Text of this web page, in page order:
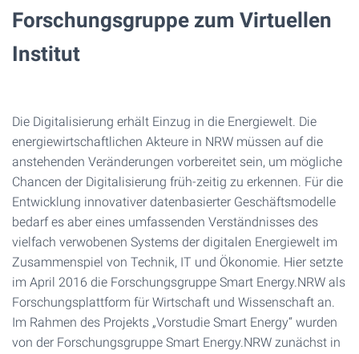
Forschungsgruppe zum Virtuellen
Institut
Die Digitalisierung erhält Einzug in die Energiewelt. Die
energiewirtschaftlichen Akteure in NRW müssen auf die
anstehenden Veränderungen vorbereitet sein, um mögliche
Chancen der Digitalisierung früh-zeitig zu erkennen. Für die
Entwicklung innovativer datenbasierter Geschäftsmodelle
bedarf es aber eines umfassenden Verständnisses des
vielfach verwobenen Systems der digitalen Energiewelt im
Zusammenspiel von Technik, IT und Ökonomie. Hier setzte
im April 2016 die Forschungsgruppe Smart Energy.NRW als
Forschungsplattform für Wirtschaft und Wissenschaft an.
Im Rahmen des Projekts „Vorstudie Smart Energy“ wurden
von der Forschungsgruppe Smart Energy.NRW zunächst in